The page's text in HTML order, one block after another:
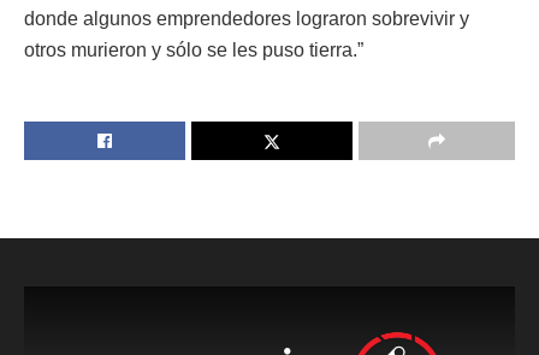
donde algunos emprendedores lograron sobrevivir y
otros murieron y sólo se les puso tierra.”